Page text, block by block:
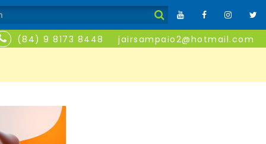
(84) 9 8173 8448 jairsampaio2@hotmail.com